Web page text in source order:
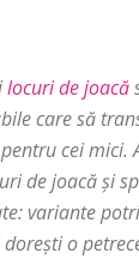
locuri de joacă
care să
cei mici.
de joacă și
variante
o